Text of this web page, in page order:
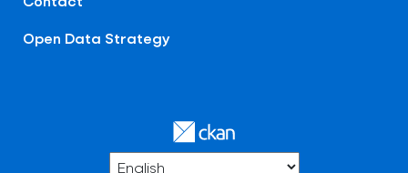
Open Data Strategy